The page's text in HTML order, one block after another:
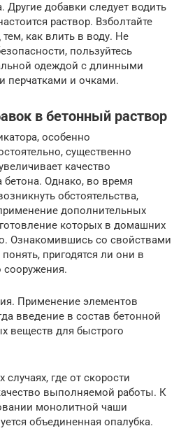
Другие добавки следует водить
раствор. Взболтайте
как влить в воду. Не
пользуйтесь
одеждой с длинными
перчатками и очками.
в бетонный раствор
особенно
существенно
качество
бетона. Однако, во время
обстоятельства,
дополнительных
которых в домашних
Ознакомившись со свойствами
пригодятся ли они в
сооружения.
Применение элементов
введение в состав бетонной
веществ для быстрого
где от скорости
выполняемой работы. К
монолитной чаши
объединенная опалубка.